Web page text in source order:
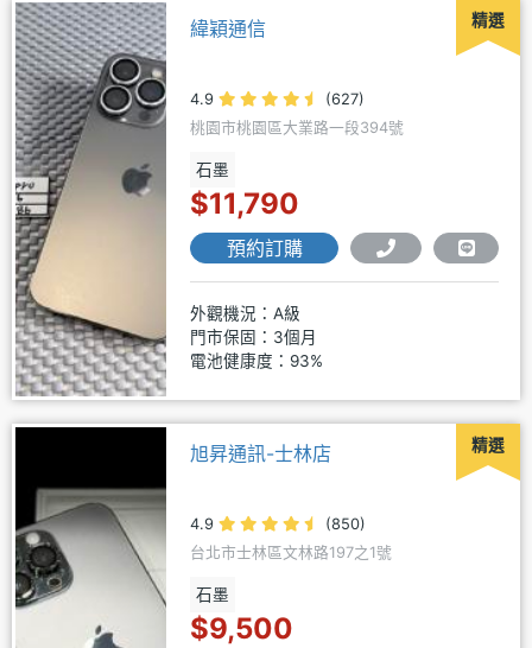
精選
緯穎通信
4.9
(627)
桃園市桃園區大業路一段394號
石墨
$11,790
預約訂購
外觀機況：A級
門市保固：3個月
電池健康度：93%
精選
旭昇通訊-士林店
4.9
(850)
台北市士林區文林路197之1號
石墨
$9,500